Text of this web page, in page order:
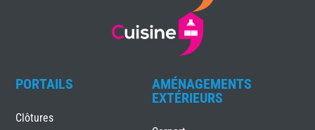
PORTAILS
Clôtures
AMÉNAGEMENTS
EXTÉRIEURS